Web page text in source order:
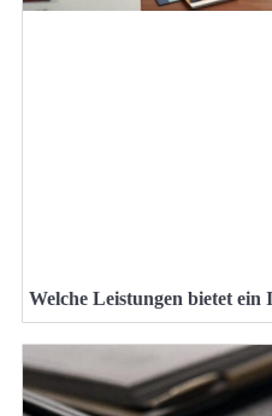
Welche Leistungen bietet ein